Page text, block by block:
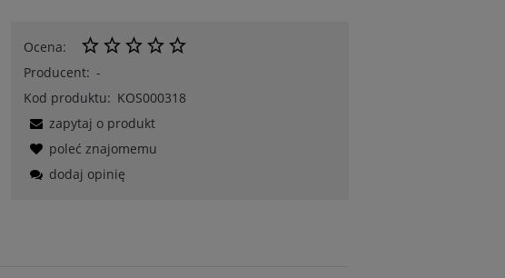
Ocena:
Producent: -
Kod produktu: KOS000318
zapytaj o produkt
poleć znajomemu
dodaj opinię